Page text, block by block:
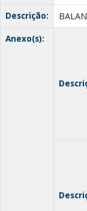
Descrição:
Anexo(s):